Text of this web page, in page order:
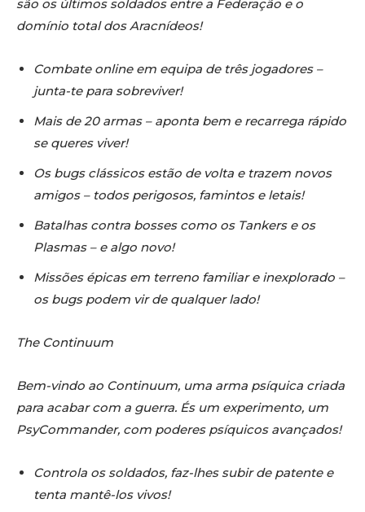
são os últimos soldados entre a Federação e o
domínio total dos Aracnídeos!
Combate online em equipa de três jogadores –
junta-te para sobreviver!
Mais de 20 armas – aponta bem e recarrega rápido
se queres viver!
Os bugs clássicos estão de volta e trazem novos
amigos – todos perigosos, famintos e letais!
Batalhas contra bosses como os Tankers e os
Plasmas – e algo novo!
Missões épicas em terreno familiar e inexplorado –
os bugs podem vir de qualquer lado!
The Continuum
Bem-vindo ao Continuum, uma arma psíquica criada
para acabar com a guerra. És um experimento, um
PsyCommander, com poderes psíquicos avançados!
Controla os soldados, faz-lhes subir de patente e
tenta mantê-los vivos!